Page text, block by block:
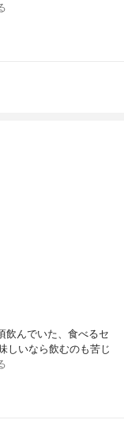
飲んでいた、食べるセ
しいなら飲むのも苦じ